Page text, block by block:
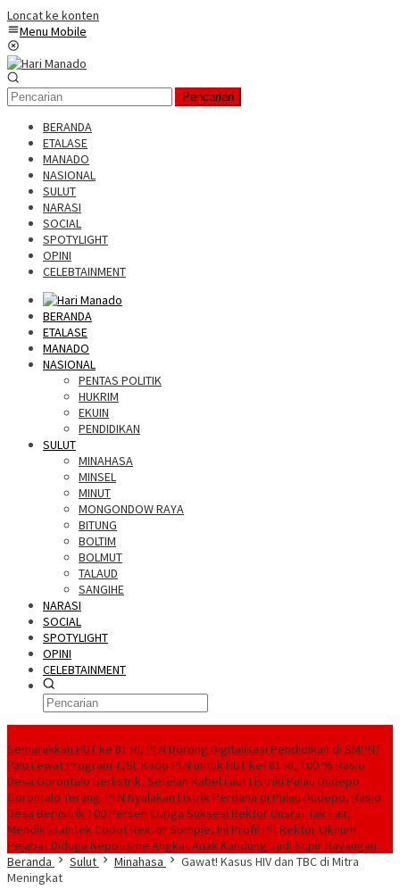
Loncat ke konten
Menu Mobile
Pencarian
BERANDA
ETALASE
MANADO
NASIONAL
SULUT
NARASI
SOCIAL
SPOTYLIGHT
OPINI
CELEBTAINMENT
BERANDA
ETALASE
MANADO
NASIONAL
PENTAS POLITIK
HUKRIM
EKUIN
PENDIDIKAN
SULUT
MINAHASA
MINSEL
MINUT
MONGONDOW RAYA
BITUNG
BOLTIM
BOLMUT
TALAUD
SANGIHE
NARASI
SOCIAL
SPOTYLIGHT
OPINI
CELEBTAINMENT
Semarakkan HUT ke 81 RI, PLN Dorong Digitalisasi Pendidikan di SMPN1
Palu Lewat Program TJSLKado PLN untuk HUT ke- 81 RI, 100 % Rasio
Desa Gorontalo Berlistrik, Setelah Kabel Laut Listriki Pulau Dudepo
Gorontalo Terang. PLN Nyalakan Listrik Perdana di Pulau Dudepo, Rasio
Desa Berlistrik 100 Persen Curiga Suksesi Rektor Unsrat Tak Fair,
Mendiktisaintek Copot Rektor Sompie, Ini Profil Plt RektorOknum
Pejabat Diduga Nepotisme Angkat Anak Kandung Jadi Supir Bayangan
Beranda
Sulut Minahasa
Gawat! Kasus HIV dan TBC di Mitra
Meningkat